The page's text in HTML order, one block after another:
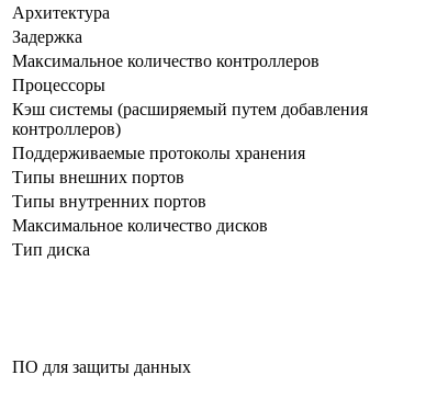
Архитектура
Задержка
Максимальное количество контроллеров
Процессоры
Кэш системы (расширяемый путем добавления
контроллеров)
Поддерживаемые протоколы хранения
Типы внешних портов
Типы внутренних портов
Максимальное количество дисков
Тип диска
ПО для защиты данных